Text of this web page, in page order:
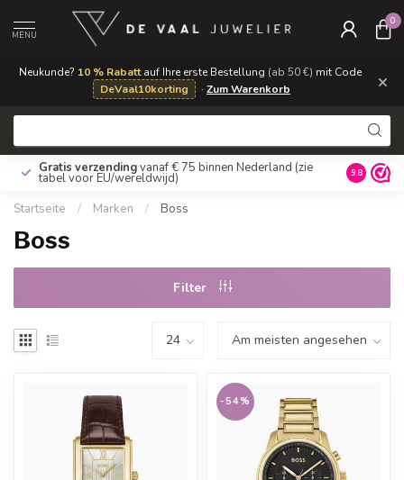
Neukunde? 10 % Rabattauf Ihre erste Bestellung (ab 50 €) mit Code
DeVaal10korting
· Zum Warenkorb ×
MENU
0
Gratis verzendingvanaf € 75 binnen Nederland (zie
tabel voor EU/wereldwijd) 9.8
Startseite / Marken / Boss
Boss
Filter
-54%